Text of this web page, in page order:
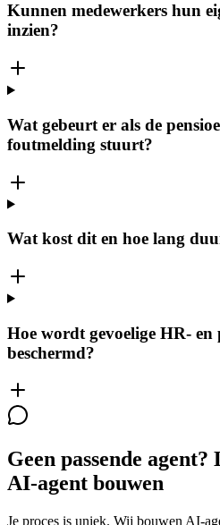
Kunnen medewerkers hun
inzien?
Wat gebeurt er als de
foutmelding stuurt?
Wat kost dit en hoe lang
Hoe wordt gevoelige HR- en
beschermd?
Geen passende
AI-agent bouwen
Je proces is uniek. Wij bouwen AI-